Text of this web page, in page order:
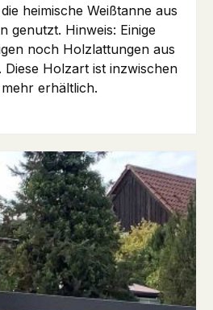
heimische Weißtanne aus
genutzt. Hinweis: Einige
noch Holzlattungen aus
Diese Holzart ist inzwischen
erhältlich.